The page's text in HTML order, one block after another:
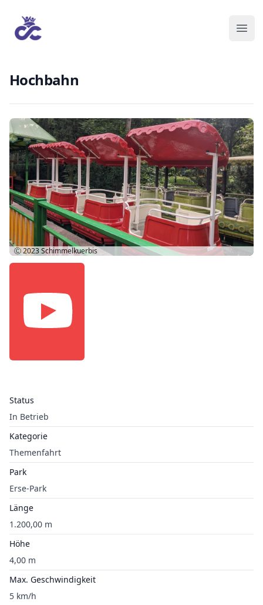
Hochbahn
Status
In Betrieb
Kategorie
Themenfahrt
Park
Erse-Park
Länge
1.200,00 m
Höhe
4,00 m
Max. Geschwindigkeit
5 km/h
Ⓒ 2023Schimmelkuerbis